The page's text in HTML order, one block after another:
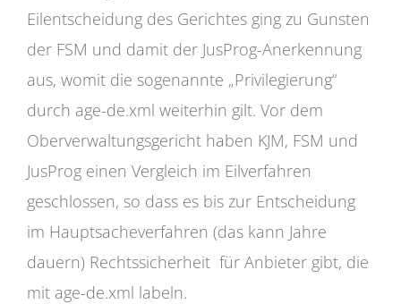
Eilentscheidung des Gerichtes ging zu Gunsten
der FSM und damit der JusProg-Anerkennung
aus, womit die sogenannte „Privilegierung“
durch age-de.xml weiterhin gilt. Vor dem
Oberverwaltungsgericht haben KJM, FSM und
JusProg einen Vergleich im Eilverfahren
geschlossen, so dass es bis zur Entscheidung
im Hauptsacheverfahren (das kann Jahre
dauern) Rechtssicherheit für Anbieter gibt, die
mit age-de.xml labeln.